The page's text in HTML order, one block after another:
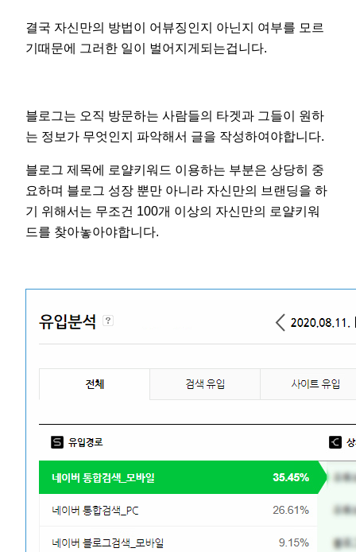
결국 자신만의 방법이 어뷰징인지 아닌지 여부를 모르
기때문에 그러한 일이 벌어지게되는겁니다.
블로그는 오직 방문하는 사람들의 타겟과 그들이 원하
는 정보가 무엇인지 파악해서 글을 작성하여야합니다.
블로그 제목에 로얄키워드 이용하는 부분은 상당히 중
요하며 블로그 성장 뿐만 아니라 자신만의 브랜딩을 하
기 위해서는 무조건 100개 이상의 자신만의 로얄키워
드를 찾아놓아야합니다.